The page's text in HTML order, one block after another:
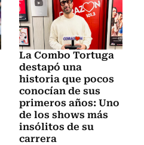
La Combo Tortuga
destapó una
historia que pocos
conocían de sus
primeros años: Uno
de los shows más
insólitos de su
carrera